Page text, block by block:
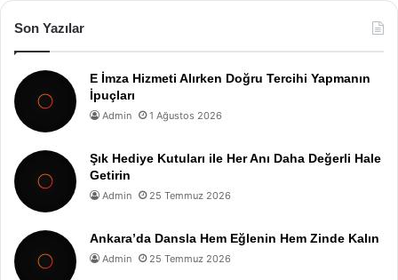
Son Yazılar
E İmza Hizmeti Alırken Doğru Tercihi Yapmanın
İpuçları
Admin 1 Ağustos 2026
Şık Hediye Kutuları ile Her Anı Daha Değerli Hale
Getirin
Admin 25 Temmuz 2026
Ankara’da Dansla Hem Eğlenin Hem Zinde Kalın
Admin 25 Temmuz 2026